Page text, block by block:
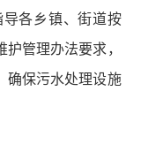
各乡镇、街道按
管理办法要求，
确保污水处理设施